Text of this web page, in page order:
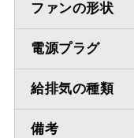
ファンの形状
電源プラグ
給排気の種類
備考